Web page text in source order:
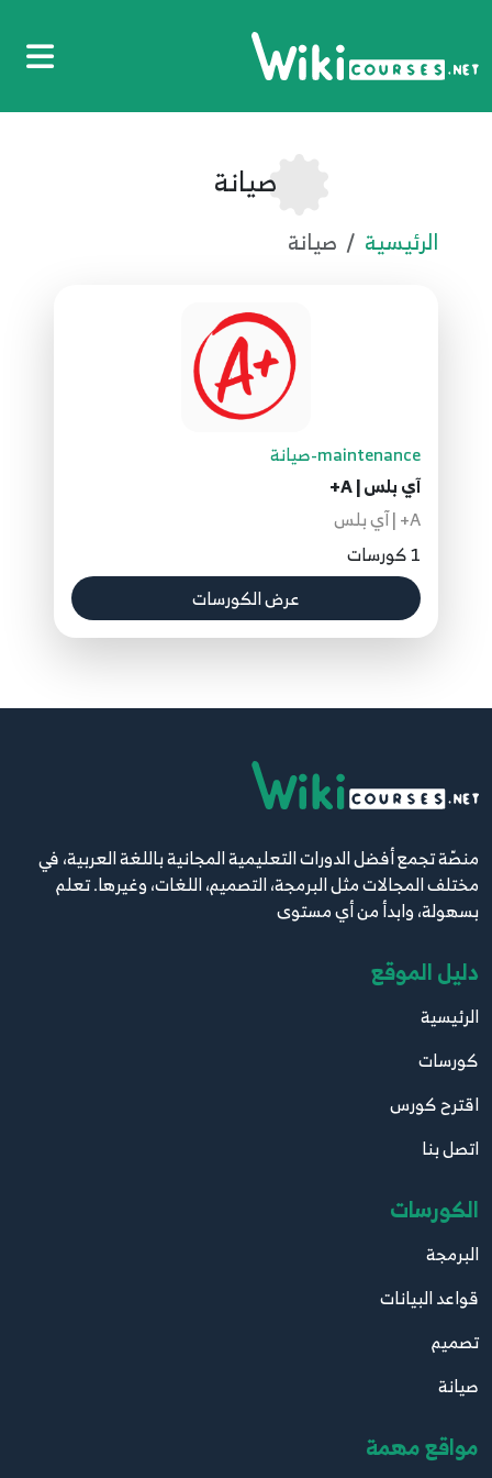
صيانة
الرئيسية صيانة
maintenance-صيانة
آي بلس | A+
A+ | آي بلس
1 كورسات
عرض الكورسات
منصّة تجمع أفضل الدورات التعليمية المجانية باللغة العربية، في
مختلف المجالات مثل البرمجة، التصميم، اللغات، وغيرها. تعلم
بسهولة، وابدأ من أي مستوى
دليل الموقع
الرئيسية
كورسات
اقترح كورس
اتصل بنا
الكورسات
البرمجة
قواعد البيانات
تصميم
صيانة
مواقع مهمة